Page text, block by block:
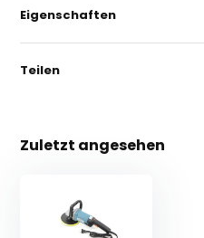
Eigenschaften
Teilen
Zuletzt angesehen